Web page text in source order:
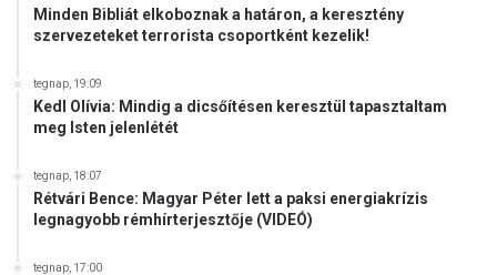
Minden Bibliát elkoboznak a határon, a keresztény
szervezeteket terrorista csoportként kezelik!
tegnap, 19:09
Kedl Olívia: Mindig a dicsőítésen keresztül tapasztaltam
meg Isten jelenlétét
tegnap, 18:07
Rétvári Bence: Magyar Péter lett a paksi energiakrízis
legnagyobb rémhírterjesztője (VIDEÓ)
tegnap, 17:00